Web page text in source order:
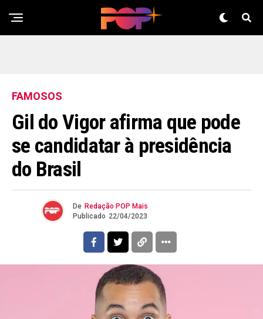
FAMOSOS
Gil do Vigor afirma que pode
se candidatar à presidência
do Brasil
De Redação POP Mais
Publicado 22/04/2023
Flipboard
Reddit
Pinterest